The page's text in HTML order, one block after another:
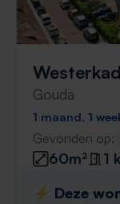
Gouda
1 maand, 1
Gevonden op:
60m²
1
⚡️ Deze